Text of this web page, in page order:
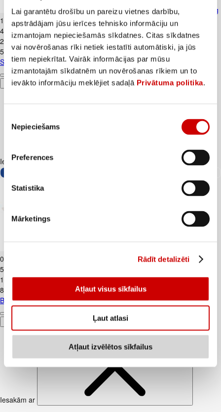
Lai garantētu drošību un pareizu vietnes darbību,
apstrādājam jūsu ierīces tehnisko informāciju un
izmantojam nepieciešamās sīkdatnes. Citas sīkdatnes
vai novērošanas rīki netiek iestatīti automātiski, ja jūs
tiem nepiekrītat. Vairāk informācijas par mūsu
izmantotajām sīkdatnēm un novērošanas rīkiem un to
ievākto informāciju meklējiet sadaļā Privātuma politika.
izvēle
Nepieciešams
Preferences
Statistika
Mārketings
Rādīt detalizēti
Atļaut visus sīkfailus
Ļaut atlasi
Atļaut izvēlētos sīkfailus
Skābais krējums VALMIERA 20% 450g
1
99€
4,42€/kg
2
39€
5,31€/kg
Skābais krējums VALMIERA 20% 450g
Pievienot
Iesakām ar
0
5,5€/kg
1
59€
8,83€/kg
Biezpiens 9% VALMIERA 180g
Iesakām ar